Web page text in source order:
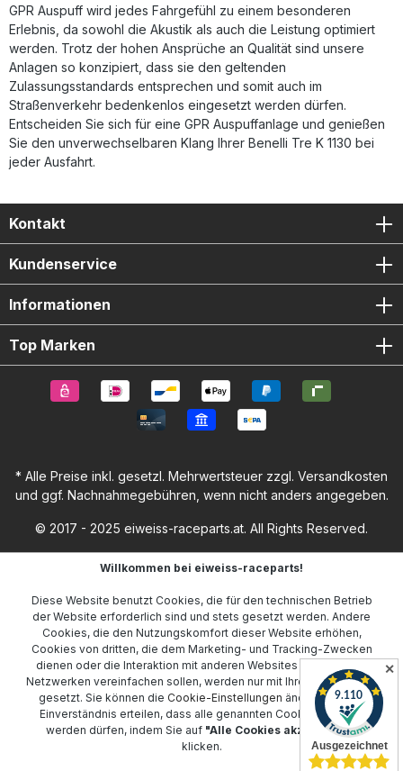
GPR Auspuff wird jedes Fahrgefühl zu einem besonderen
Erlebnis, da sowohl die Akustik als auch die Leistung optimiert
werden. Trotz der hohen Ansprüche an Qualität sind unsere
Anlagen so konzipiert, dass sie den geltenden
Zulassungsstandards entsprechen und somit auch im
Straßenverkehr bedenkenlos eingesetzt werden dürfen.
Entscheiden Sie sich für eine GPR Auspuffanlage und genießen
Sie den unverwechselbaren Klang Ihrer Benelli Tre K 1130 bei
jeder Ausfahrt.
Kontakt
Kundenservice
Informationen
Top Marken
* Alle Preise inkl. gesetzl. Mehrwertsteuer zzgl. Versandkosten
und ggf. Nachnahmegebühren, wenn nicht anders angegeben.
© 2017 - 2025 eiweiss-raceparts.at. All Rights Reserved.
Willkommen bei eiweiss-raceparts!
Diese Website benutzt Cookies, die für den technischen Betrieb
der Website erforderlich sind und stets gesetzt werden. Andere
Cookies, die den Nutzungskomfort dieser Website erhöhen,
Cookies von dritten, die dem Marketing- und Tracking-Zwecken
dienen oder die Interaktion mit anderen Websites und sozialen
Netzwerken vereinfachen sollen, werden nur mit Ihrer Zustimmung
gesetzt. Sie können die Cookie-Einstellungen ändern oder Ihr
Einverständnis erteilen, dass alle genannten Cookies gesetzt
werden dürfen, indem Sie auf "Alle Cookies akzeptieren"
klicken.
✕